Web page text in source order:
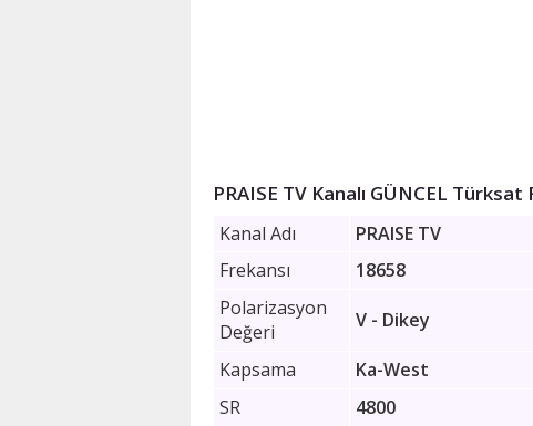
PRAISE TV Kanalı GÜNCEL Türksat
Kanal Adı
PRAISE TV
Frekansı
18658
Polarizasyon
Değeri
V - Dikey
Kapsama
Ka-West
SR
4800